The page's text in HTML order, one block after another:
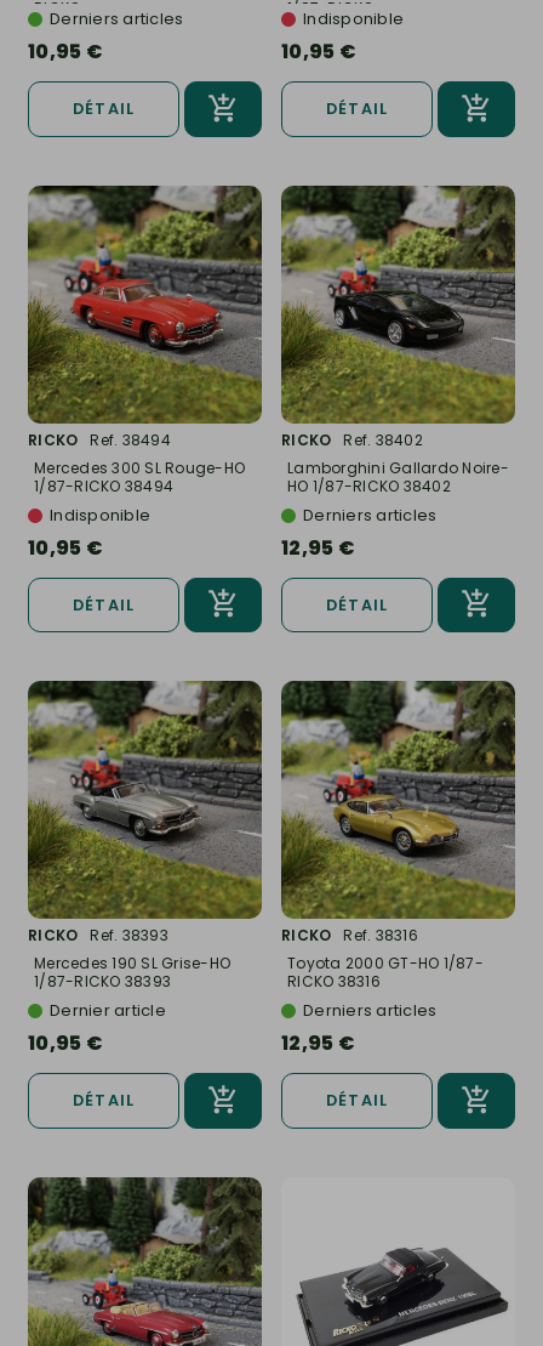
RICKO...
Derniers articles
10,95 €
DÉTAIL
1/87-RICKO...
Indisponible
10,95 €
DÉTAIL
RICKO
Ref. 38494
Mercedes 300 SL Rouge-HO
1/87-RICKO 38494
Indisponible
10,95 €
DÉTAIL
RICKO
Ref. 38402
Lamborghini Gallardo Noire-
HO 1/87-RICKO 38402
Derniers articles
12,95 €
DÉTAIL
RICKO
Ref. 38393
Mercedes 190 SL Grise-HO
1/87-RICKO 38393
Dernier article
10,95 €
DÉTAIL
RICKO
Ref. 38316
Toyota 2000 GT-HO 1/87-
RICKO 38316
Derniers articles
12,95 €
DÉTAIL